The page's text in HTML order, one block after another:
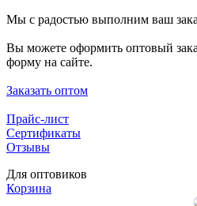
Мы с радостью выполним ваш
Вы можете оформить оптовый
форму на сайте.
Заказать оптом
Прайс-лист
Сертификаты
Отзывы
Для оптовиков
Корзина